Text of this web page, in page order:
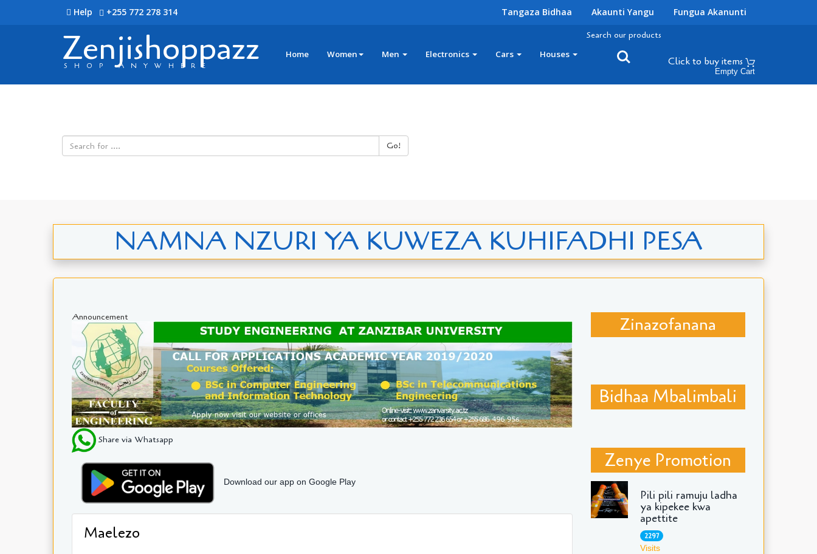
Help +255 772 278 314 Tangaza Bidhaa Akaunti Yangu Fungua Akanunti
Zenjishoppazz
SHOP ANYWHERE
Home Women Men Electronics Cars Houses
Search our products
Click to buyitems
Empty Cart
Go!
NAMNA NZURI YA KUWEZA KUHIFADHI PESA
Announcement
Share via Whatsapp
Download our app on Google Play
Maelezo
Zinazofanana
Bidhaa Mbalimbali
Zenye Promotion
Pili pili ramuju ladha
ya kipekee kwa
apettite
2297
Visits